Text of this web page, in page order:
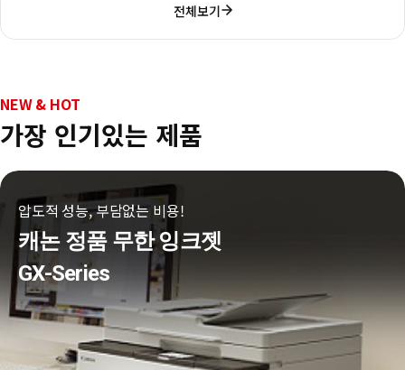
전체보기
NEW & HOT
가장 인기있는 제품
압도적 성능, 부담없는 비용!
캐논 정품 무한 잉크젯
GX-Series